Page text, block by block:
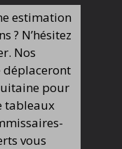
estimation
? N’hésitez
Nos
déplaceront
pour
tableaux
vous